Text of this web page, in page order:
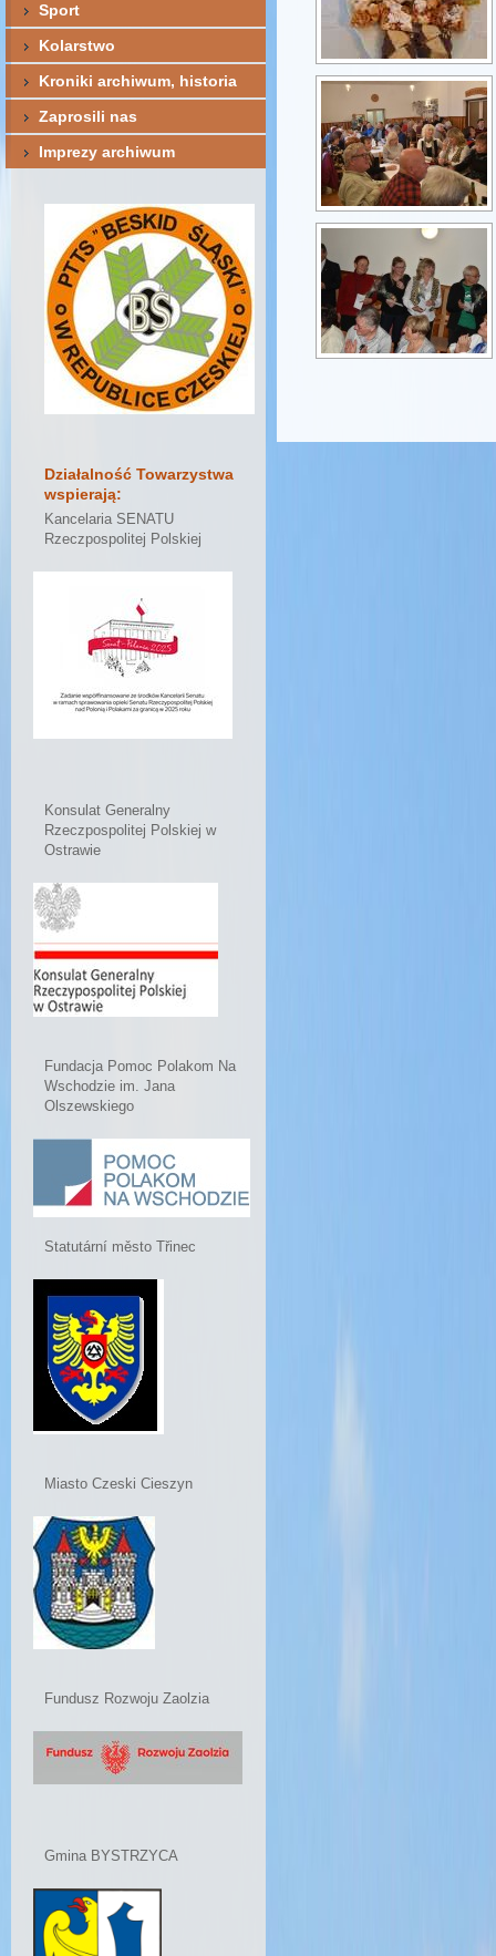
Sport
Kolarstwo
Kroniki archiwum, historia
Zaprosili nas
Imprezy archiwum
Działalność Towarzystwa
wspierają:
Kancelaria SENATU
Rzeczpospolitej Polskiej
Konsulat Generalny
Rzeczpospolitej Polskiej w
Ostrawie
Fundacja Pomoc Polakom Na
Wschodzie im. Jana
Olszewskiego
Statutární město Třinec
Miasto Czeski Cieszyn
Fundusz Rozwoju Zaolzia
Gmina BYSTRZYCA